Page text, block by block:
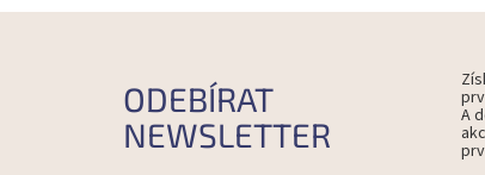
ODEBÍRAT
NEWSLETTER
A